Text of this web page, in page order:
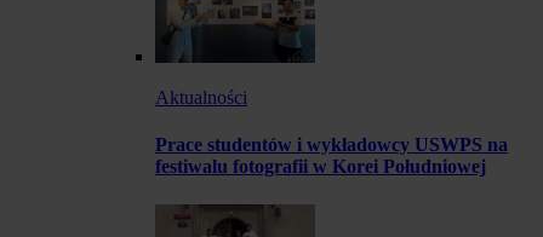
Aktualności
Prace studentów i wykładowcy USWPS na
festiwalu fotografii w Korei Południowej